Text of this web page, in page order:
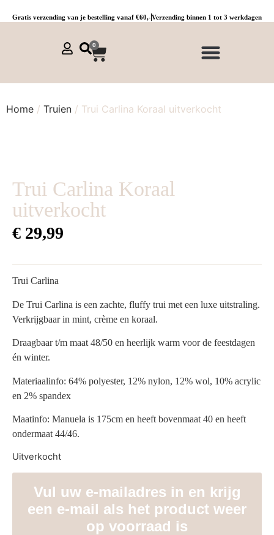
Gratis verzending van je bestelling vanaf €60,-Verzending binnen 1 tot 3 werkdagen
0
Home / Truien / Trui Carlina Koraal uitverkocht
Trui Carlina Koraal
uitverkocht
€ 29,99
Trui Carlina
De Trui Carlina is een zachte, fluffy trui met een luxe uitstraling.
Verkrijgbaar in mint, crème en koraal.
Draagbaar t/m maat 48/50 en heerlijk warm voor de feestdagen
én winter.
Materiaalinfo: 64% polyester, 12% nylon, 12% wol, 10% acrylic
en 2% spandex
Maatinfo: Manuela is 175cm en heeft bovenmaat 40 en heeft
ondermaat 44/46.
Uitverkocht
Vul uw e-mailadres in en krijg
een e-mail als het product weer
op voorraad is